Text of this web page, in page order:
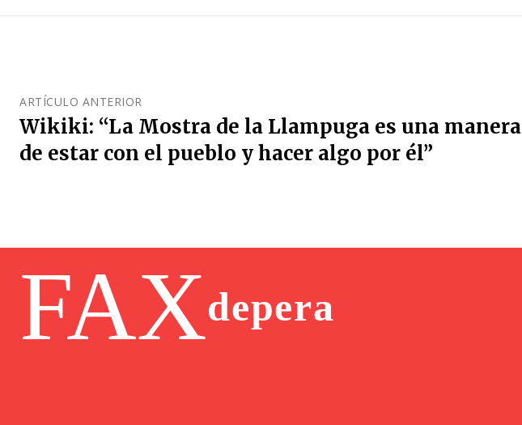
ARTÍCULO ANTERIOR
Wikiki: “La Mostra de la Llampuga es una manera
de estar con el pueblo y hacer algo por él”
FAXdepera